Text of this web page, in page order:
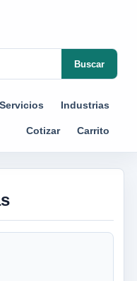
Buscar
Servicios Industrias
Cotizar Carrito